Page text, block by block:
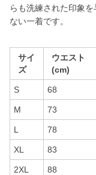
らも洗練された印象
ない一着です。
サイ
ズ
ウエスト
(cm)
S 68
M 73
L 78
XL 83
2XL 88